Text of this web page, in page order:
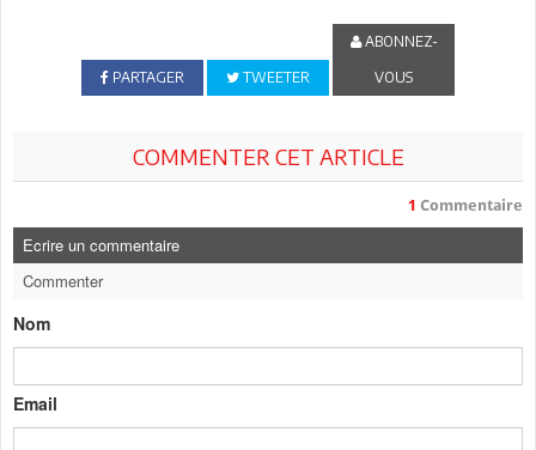
PARTAGER TWEETER
ABONNEZ-
VOUS
COMMENTER CET ARTICLE
1 Commentaire
Ecrire un commentaire
Commenter
Nom
Email